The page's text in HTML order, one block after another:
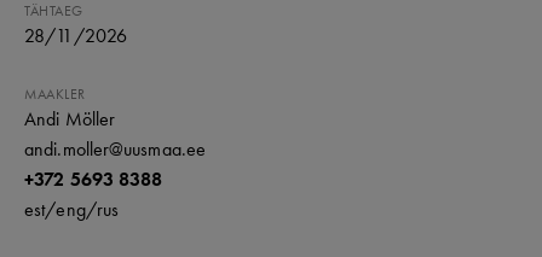
TÄHTAEG
28/11 /2026
MAAKLER
Andi Möller
andi.moller@uusmaa.ee
+372 5693 8388
est/eng/rus